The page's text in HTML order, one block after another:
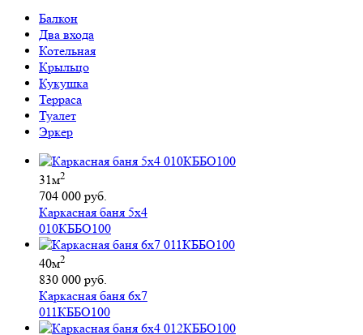
Балкон
Два входа
Котельная
Крыльцо
Кукушка
Терраса
Туалет
Эркер
31м2
704 000 руб.
Каркасная баня 5х4
010КББО100
40м2
830 000 руб.
Каркасная баня 6х7
011КББО100